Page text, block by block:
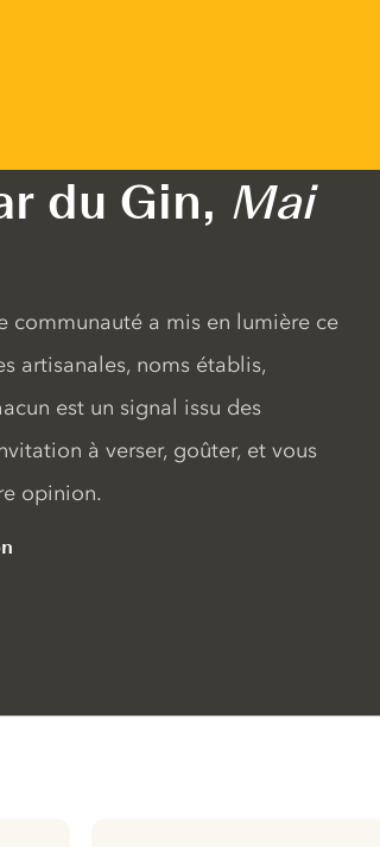
du Gin, Mai
communauté a mis en lumière ce
artisanales, noms établis,
est un signal issu des
à verser, goûter, et vous
opinion.